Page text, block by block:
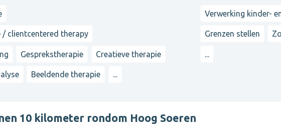
clientcentered therapy
Gesprekstherapie Creatieve therapie
Beeldende therapie ...
Verwerking kinder-
Grenzen stellen
10 kilometer rondom Hoog Soeren